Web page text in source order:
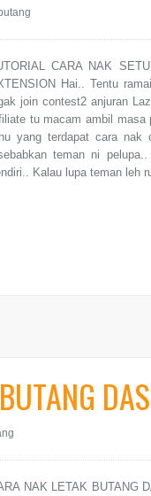
CARA NAK
Hai.. Tentu
join contest2 anjuran
tu macam ambil masa
yang terdapat cara nak
teman ni
Kalau lupa teman leh
NAK LETAK BUTANG